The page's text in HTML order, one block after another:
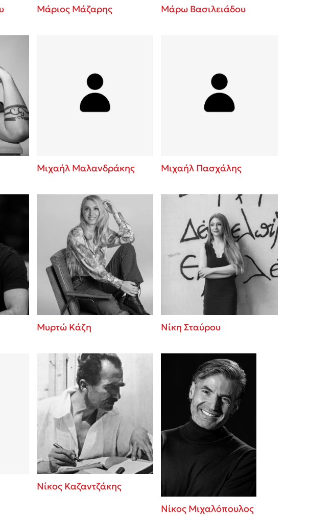
Μάριος Μάζαρης Μάρω Βασιλειάδου
Μιχαήλ Μαλανδράκης Μιχαήλ Πασχάλης
Μυρτώ Κάζη Νίκη Σταύρου
Νίκος Καζαντζάκης
Νίκος Μιχαλόπουλος